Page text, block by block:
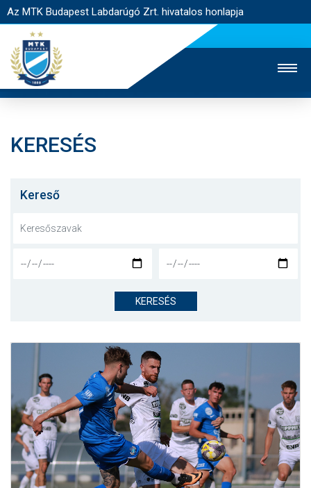
Az MTK Budapest Labdarúgó Zrt. hivatalos honlapja
JEGYÉRTÉKESÍTÉS
NYITÓLAP
CSAPATOK
KLUB
GALÉRIA
SZURKOLÓI ÉLMÉNYEK
AKKREDITÁCIÓ
KERESÉS
Kereső
KERESÉS